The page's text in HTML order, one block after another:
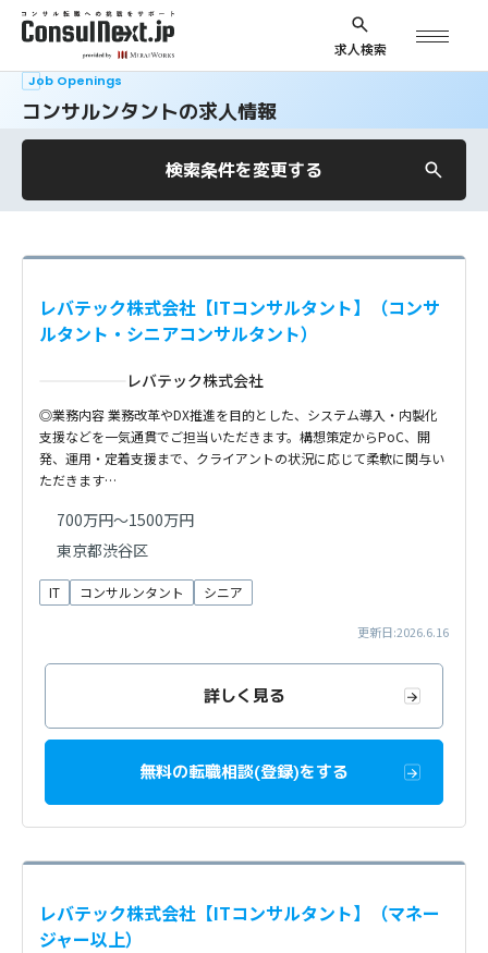
求人検索
Job Openings
コンサルンタントの求人情報
検索条件を変更する
レバテック株式会社【ITコンサルタント】（コンサ
ルタント・シニアコンサルタント）
レバテック株式会社
◎業務内容 業務改革やDX推進を目的とした、システム導入・内製化
支援などを一気通貫でご担当いただきます。構想策定からPoC、開
発、運用・定着支援まで、クライアントの状況に応じて柔軟に関与い
ただきます…
700万円～1500万円
東京都渋谷区
IT コンサルンタント シニア
更新日:2026.6.16
詳しく見る
無料の転職相談(登録)をする
レバテック株式会社【ITコンサルタント】（マネー
ジャー以上）